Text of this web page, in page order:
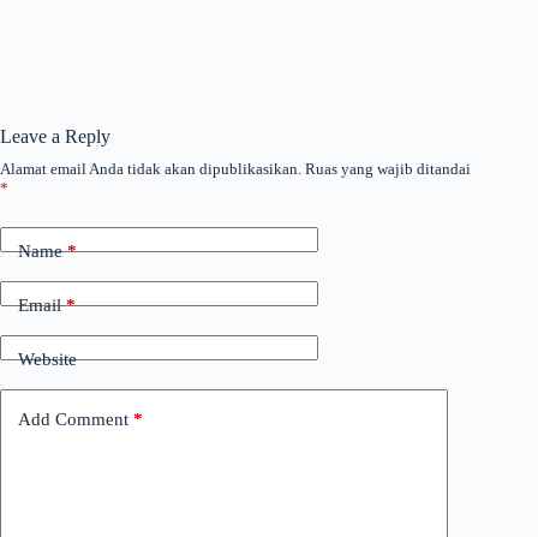
Leave a Reply
Alamat email Anda tidak akan dipublikasikan. Ruas yang wajib ditandai
*
Name*
Email*
Website
Add Comment *